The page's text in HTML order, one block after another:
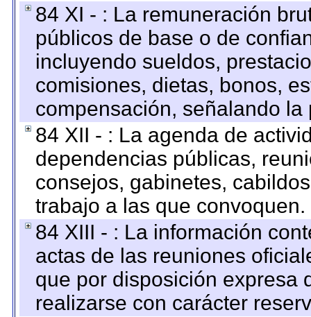
84 XI - : La remuneración
públicos de base o de
incluyendo sueldos,
comisiones, dietas, bonos,
compensación, señalando
84 XII - : La agenda de
dependencias públicas,
consejos, gabinetes,
trabajo a las que convoquen.
84 XIII - : La información
actas de las reuniones
que por disposición expresa
realizarse con carácter